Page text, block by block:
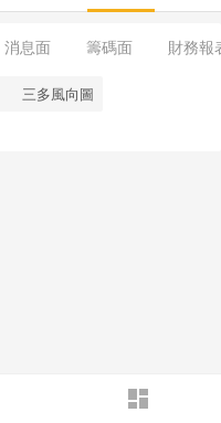
dashboard
消息面 籌碼面 財務報
三多風向圖